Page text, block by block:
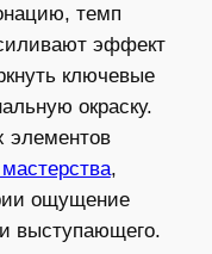
темп
эффект
ключевые
окраску.
элементов
мастерства,
ощущение
выступающего.